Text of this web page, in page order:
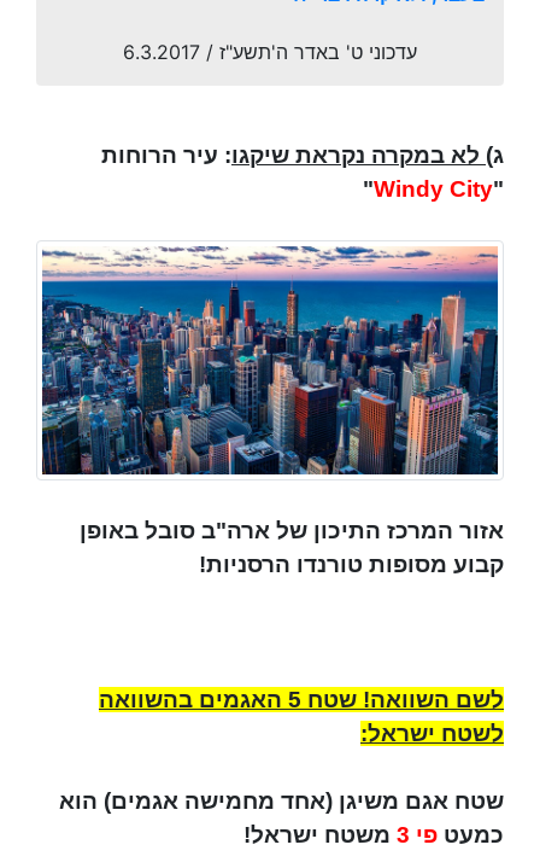
עדכוני ט' באדר ה'תשע"ז / 6.3.2017
ג) לא במקרה נקראת שיקגו: עיר הרוחות
"
Windy City
"
אזור המרכז התיכון של ארה"ב סובל באופן
קבוע מסופות טורנדו הרסניות!
לשם השוואה! שטח 5 האגמים בהשוואה
לשטח ישראל:
שטח אגם משיגן (אחד מחמישה אגמים) הוא
כמעט פי 3 משטח ישראל!